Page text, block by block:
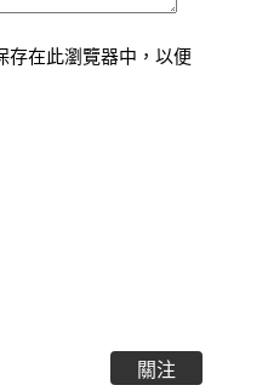
存在此瀏覽器中，以便
關注